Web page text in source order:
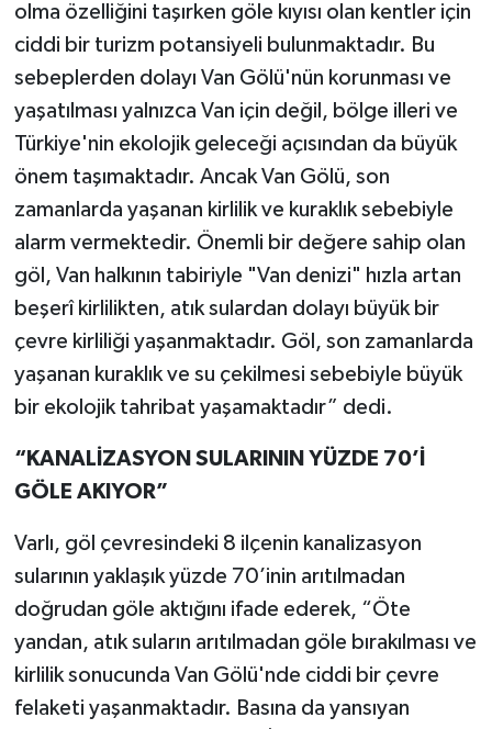
olma özelliğini taşırken göle kıyısı olan kentler için
ciddi bir turizm potansiyeli bulunmaktadır. Bu
sebeplerden dolayı Van Gölü'nün korunması ve
yaşatılması yalnızca Van için değil, bölge illeri ve
Türkiye'nin ekolojik geleceği açısından da büyük
önem taşımaktadır. Ancak Van Gölü, son
zamanlarda yaşanan kirlilik ve kuraklık sebebiyle
alarm vermektedir. Önemli bir değere sahip olan
göl, Van halkının tabiriyle "Van denizi" hızla artan
beşerî kirlilikten, atık sulardan dolayı büyük bir
çevre kirliliği yaşanmaktadır. Göl, son zamanlarda
yaşanan kuraklık ve su çekilmesi sebebiyle büyük
bir ekolojik tahribat yaşamaktadır” dedi.
“KANALİZASYON SULARININ YÜZDE 70’İ
GÖLE AKIYOR”
Varlı, göl çevresindeki 8 ilçenin kanalizasyon
sularının yaklaşık yüzde 70’inin arıtılmadan
doğrudan göle aktığını ifade ederek, “Öte
yandan, atık suların arıtılmadan göle bırakılması ve
kirlilik sonucunda Van Gölü'nde ciddi bir çevre
felaketi yaşanmaktadır. Basına da yansıyan